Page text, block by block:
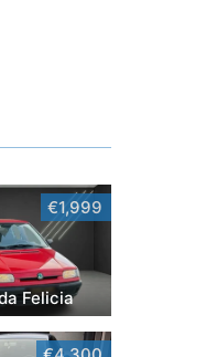
€1,999
Felicia